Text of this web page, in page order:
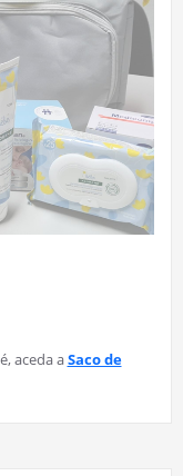
aceda aSaco de